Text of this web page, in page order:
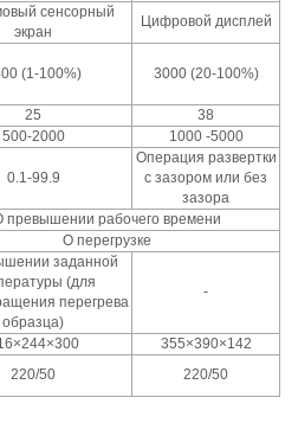
сенсорный
экран
Цифровой дисплей
(1-100%) 3000 (20-100%)
25
38
500-2000 1000 -5000
0.1-99.9
Операция развертки
с зазором или без
зазора
превышении рабочего времени
О перегрузке
заданной
(для
перегрева
образца)
-
355×390×142
220/50 220/50